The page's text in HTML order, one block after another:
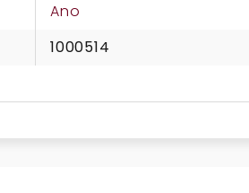
Ano
1000514